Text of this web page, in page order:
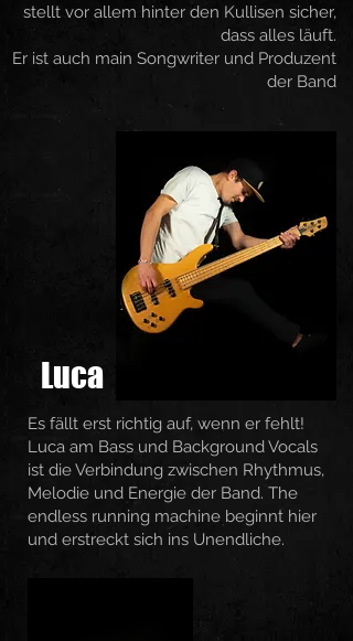
stellt vor allem hinter den Kullisen sicher,
dass alles läuft.
Er ist auch main Songwriter und Produzent
der Band
Luca
Es fällt erst richtig auf, wenn er fehlt!
Luca am Bass und Background Vocals
ist die Verbindung zwischen Rhythmus,
Melodie und Energie der Band. The
endless running machine beginnt hier
und erstreckt sich ins Unendliche.